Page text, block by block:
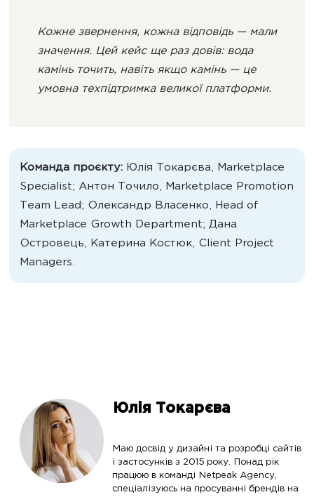
Кожне звернення, кожна відповідь — мали
значення. Цей кейс ще раз довів: вода
камінь точить, навіть якщо камінь — це
умовна техпідтримка великої платформи.
Команда проєкту: Юлія Токарєва, Marketplace
Specialist; Антон Точило, Marketplace Promotion
Team Lead; Олександр Власенко, Head of
Marketplace Growth Department; Дана
Островець, Катерина Костюк, Client Project
Managers.
Юлія Токарєва
Маю досвід у дизайні та розробці сайтів
і застосунків з 2015 року. Понад рік
працюю в команді Netpeak Agency,
спеціалізуюсь на просуванні брендів на